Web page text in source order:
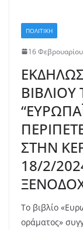
ΠΟΛΙΤΙΚΗ
16
ΣΤΗΝ
18/2/
Το βιβλίο
οράματος»